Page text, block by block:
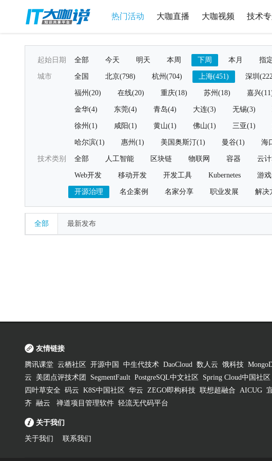
热门活动 大咖直播 大咖视频 技术
起始日期 全部 今天 明天 本周 下周 本月 指
城市 全国 北京(798) 杭州(704) 上海(451) 深圳
福州(20) 在线(20) 重庆(18) 苏州(18) 嘉兴
金华(4) 东莞(4) 青岛(4) 大连(3) 无锡(3)
徐州(1) 咸阳(1) 黄山(1) 佛山(1) 三亚(1)
哈尔滨(1) 惠州(1) 美国奥斯汀(1) 曼谷(1) 海
技术类别 全部 人工智能 区块链 物联网 容器 云
Web开发 移动开发 开发工具 Kubernetes 游
开源治理 名企案例 名家分享 职业发展 解决
全部 最新发布
友情链接
腾讯课堂 云栖社区 开源中国 中生代技术 DaoCloud 数人云 饿科技
云
美团点评技术团 SegmentFault PostgreSQL中文社区 Spring Cloud中国社区
四叶草安全 码云 K8S中国社区 华云 ZEGO即构科技 联想超融合 AICUG
齐 融云 禅道项目管理软件 轻流无代码平台
关于我们
关于我们 联系我们